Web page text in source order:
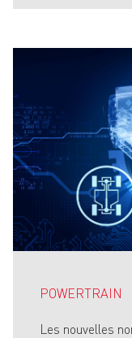
POWERTRAIN
Les nouvelles